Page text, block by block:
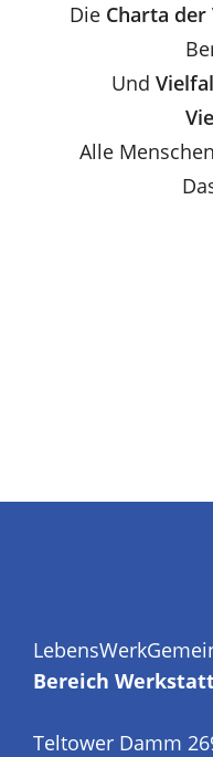
Die Charta
Und
Alle
Bereich
Teltower Damm